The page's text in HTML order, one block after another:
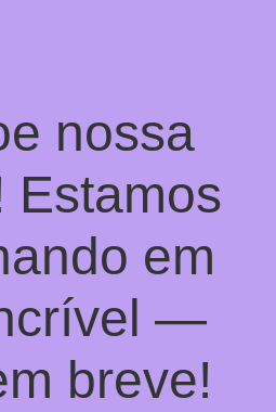
nossa
Estamos
em
—
breve!